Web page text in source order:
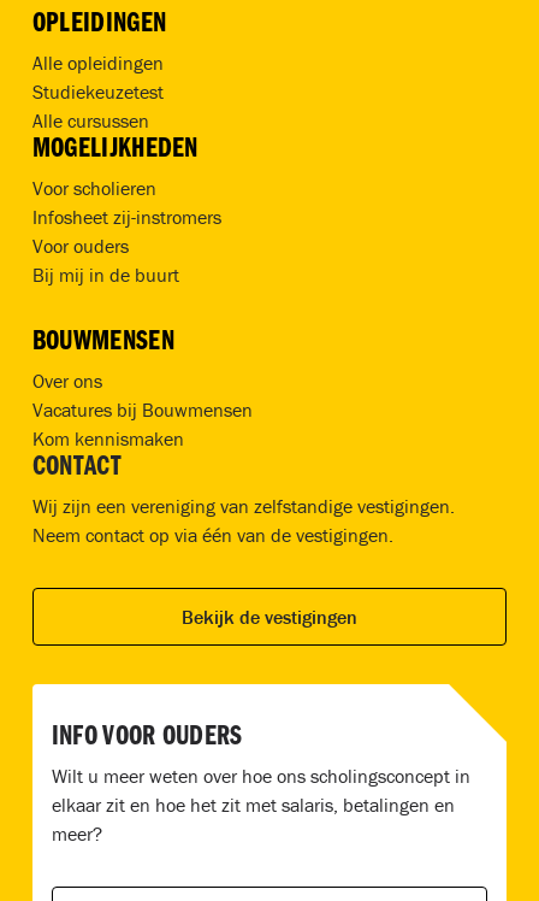
OPLEIDINGEN
Alle opleidingen
Studiekeuzetest
Alle cursussen
MOGELIJKHEDEN
Voor scholieren
Infosheet zij-instromers
Voor ouders
Bij mij in de buurt
BOUWMENSEN
Over ons
Vacatures bij Bouwmensen
Kom kennismaken
CONTACT
Wij zijn een vereniging van zelfstandige vestigingen.
Neem contact op via één van de vestigingen.
Bekijk de vestigingen
INFO VOOR OUDERS
Wilt u meer weten over hoe ons scholingsconcept in
elkaar zit en hoe het zit met salaris, betalingen en
meer?